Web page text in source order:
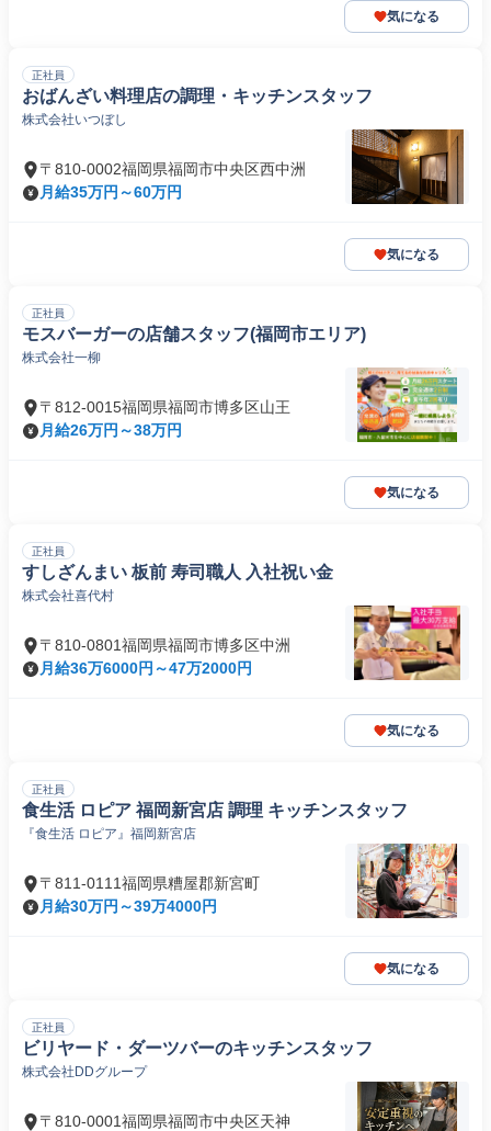
気になる
正社員
おばんざい料理店の調理・キッチンスタッフ
株式会社いつぼし
〒810-0002福岡県福岡市中央区西中洲
月給35万円～60万円
気になる
正社員
モスバーガーの店舗スタッフ(福岡市エリア)
株式会社一柳
〒812-0015福岡県福岡市博多区山王
月給26万円～38万円
気になる
正社員
すしざんまい 板前 寿司職人 入社祝い金
株式会社喜代村
〒810-0801福岡県福岡市博多区中洲
月給36万6000円～47万2000円
気になる
正社員
食生活 ロピア 福岡新宮店 調理 キッチンスタッフ
『食生活 ロピア』福岡新宮店
〒811-0111福岡県糟屋郡新宮町
月給30万円～39万4000円
気になる
正社員
ビリヤード・ダーツバーのキッチンスタッフ
株式会社DDグループ
〒810-0001福岡県福岡市中央区天神